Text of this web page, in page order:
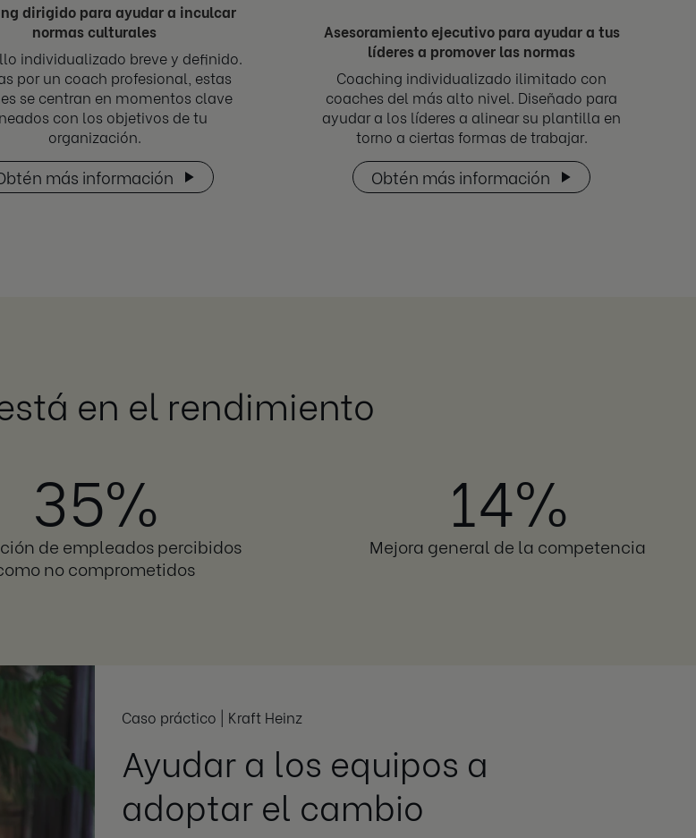
dirigido para ayudar a inculcar
normas culturales
individualizado breve y definido.
por un coach profesional, estas
se centran en momentos clave
con los objetivos de tu
organización.
más información
Asesoramiento ejecutivo para ayudar a tus
líderes a promover las normas
Coaching individualizado ilimitado con
coaches del más alto nivel. Diseñado para
ayudar a los líderes a alinear su plantilla en
torno a ciertas formas de trabajar.
Obtén más información
en el rendimiento
35%
de empleados percibidos
no comprometidos
14%
Mejora general de la competencia
Caso práctico | Kraft Heinz
Ayudar a los equipos a
adoptar el cambio